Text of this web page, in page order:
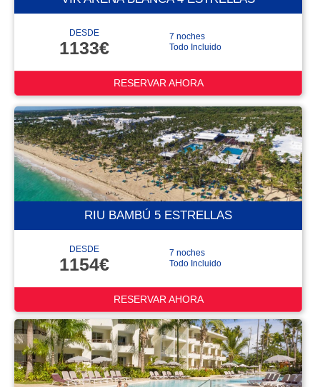
DESDE
1133€
7 noches
Todo Incluido
RESERVAR AHORA
RIU BAMBÚ 5 ESTRELLAS
DESDE
1154€
7 noches
Todo Incluido
RESERVAR AHORA